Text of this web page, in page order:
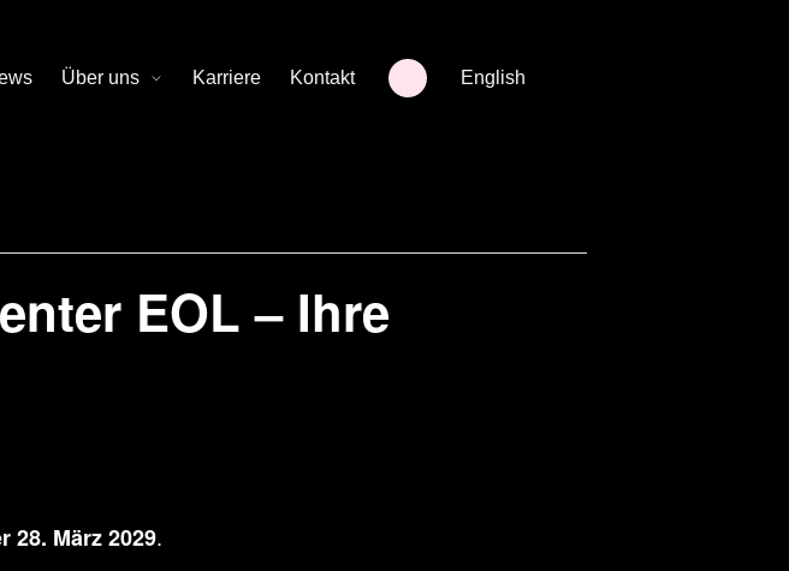
Über uns Karriere Kontakt English
EOL – Ihre
28. März 2029.